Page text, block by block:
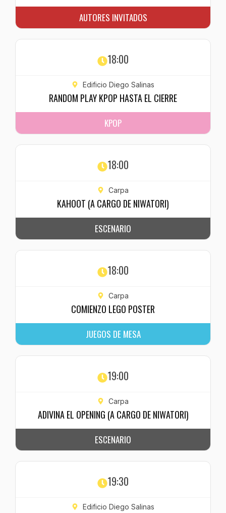
AUTORES INVITADOS
18:00
Edificio Diego Salinas
RANDOM PLAY KPOP HASTA EL CIERRE
KPOP
18:00
Carpa
KAHOOT (A CARGO DE NIWATORI)
ESCENARIO
18:00
Carpa
COMIENZO LEGO POSTER
JUEGOS DE MESA
19:00
Carpa
ADIVINA EL OPENING (A CARGO DE NIWATORI)
ESCENARIO
19:30
Edificio Diego Salinas